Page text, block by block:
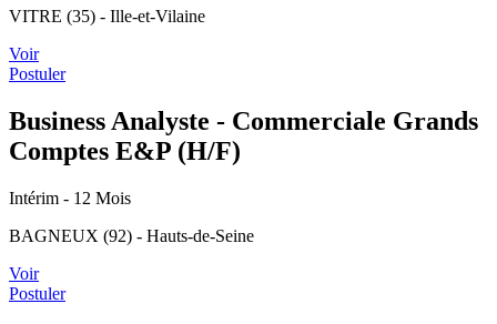
VITRE (35) - Ille-et-Vilaine
Voir
Postuler
Business Analyste - Commerciale Grands
Comptes E&P (H/F)
Intérim - 12 Mois
BAGNEUX (92) - Hauts-de-Seine
Voir
Postuler